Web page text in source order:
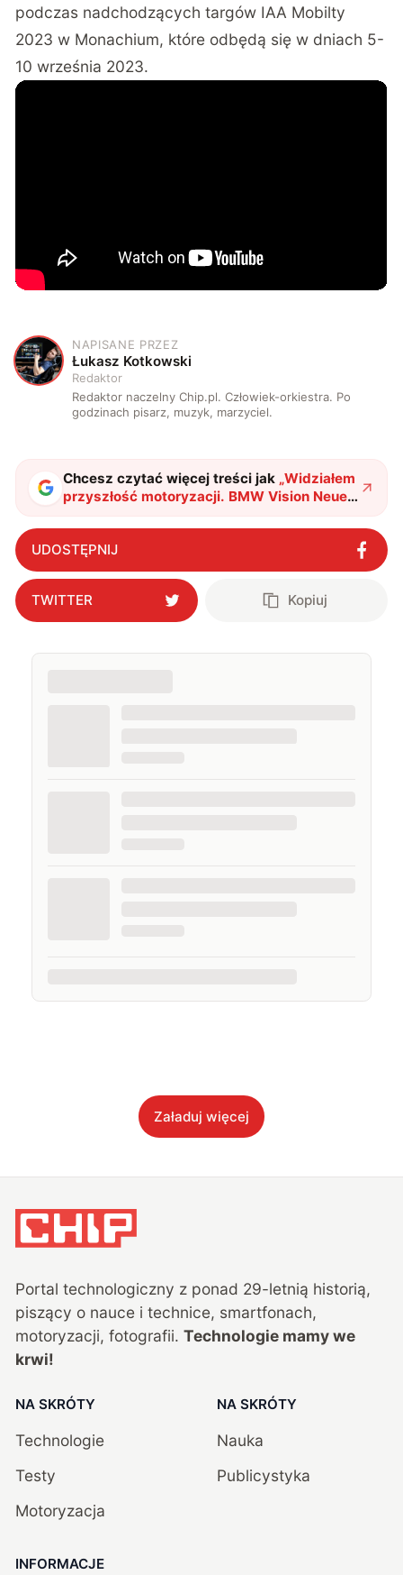
podczas nadchodzących targów IAA Mobilty
2023 w Monachium, które odbędą się w dniach 5-
10 września 2023.
Ł
NAPISANE PRZEZ
Łukasz Kotkowski
Redaktor
Redaktor naczelny Chip.pl. Człowiek-orkiestra. Po
godzinach pisarz, muzyk, marzyciel.
Chcesz czytać więcej treści jak „Widziałem
przyszłość motoryzacji. BMW Vision Neue
Klasse to zwiastun nowej ery"?
UDOSTĘPNIJ
TWITTER Kopiuj
Załaduj więcej
Portal technologiczny z ponad 29-letnią historią,
piszący o nauce i technice, smartfonach,
motoryzacji, fotografii. Technologie mamy we
krwi!
NA SKRÓTY
Technologie
Testy
Motoryzacja
NA SKRÓTY
Nauka
Publicystyka
INFORMACJE